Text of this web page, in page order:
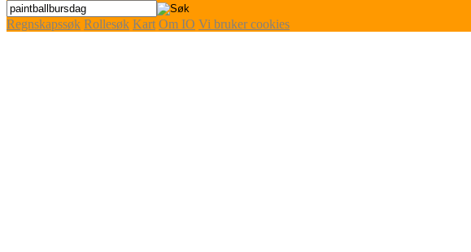
Regnskapssøk Rollesøk Kart Om IO Vi bruker cookies